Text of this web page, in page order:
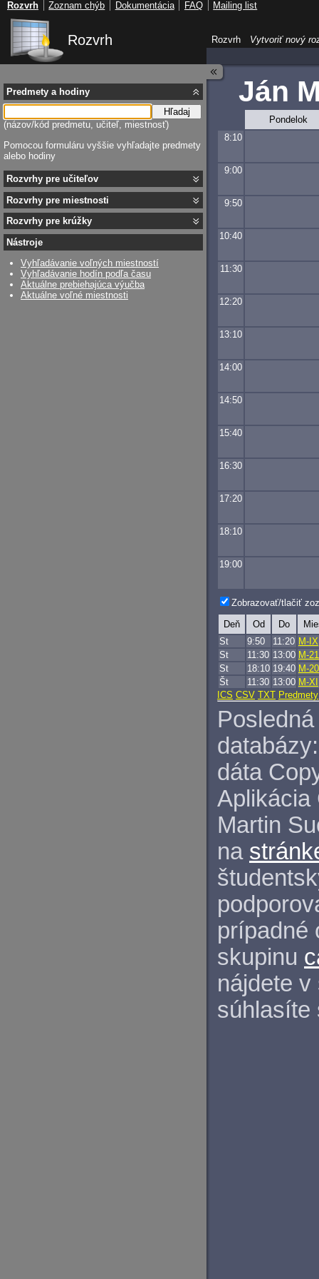
Rozvrh
Ján
Pondelok
8:10
9:00
9:50
10:40
11:30
12:20
13:10
14:00
14:50
15:40
16:30
17:20
18:10
19:00
Zobrazovať/tlačiť
Deň Od Do
St
9:50 11:20 M-IX
St
11:30 13:00 M-
St
18:10 19:40 M-
Št
11:30 13:00 M-XI
ICS CSV TXT Predmety
databázy:
dáta
Aplikácia
Martin
na
prípadné
skupinu
nájdete
Predmety a hodiny
Hľadaj
(názov/kód predmetu, učiteľ, miestnosť)
Pomocou formuláru vyššie vyhľadajte predmety
alebo hodiny
Rozvrhy pre učiteľov
Rozvrhy pre miestnosti
Rozvrhy pre krúžky
Nástroje
Vyhľadávanie voľných miestností
Vyhľadávanie hodín podľa času
Aktuálne prebiehajúca výučba
Aktuálne voľné miestnosti
Rozvrh Vytvoriť nový
Rozvrh Zoznam chýb Dokumentácia FAQ Mailing list